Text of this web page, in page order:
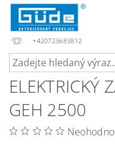
+420723683812
ELEKTRICKÝ
GEH 2500